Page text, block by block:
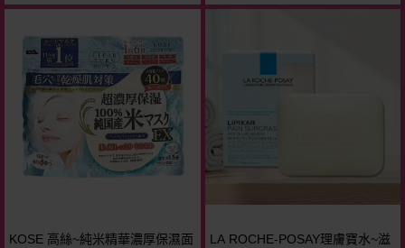
KOSE 高絲~純米精華濃厚保濕面
LA ROCHE-POSAY理膚寶水~滋